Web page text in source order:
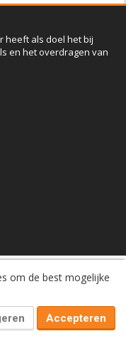
woon-
voor senioren
heeft als doel het bij
en het overdragen van
om de best mogelijke
Accepteren